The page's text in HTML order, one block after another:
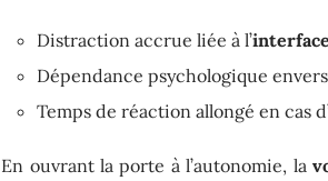
Distraction accrue liée à l’
Dépendance psychologique
Temps de réaction allongé en cas
En ouvrant la porte à l’autonomie, la